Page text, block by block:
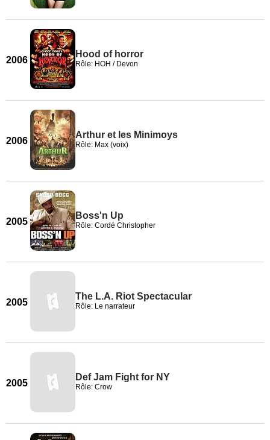
2006
Hood of horror
Rôle: HOH / Devon
2006
Arthur et les Minimoys
Rôle: Max (voix)
2005
Boss'n Up
Rôle: Cordé Christopher
2005
The L.A. Riot Spectacular
Rôle: Le narrateur
2005
Def Jam Fight for NY
Rôle: Crow